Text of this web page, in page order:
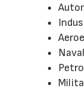
Naval